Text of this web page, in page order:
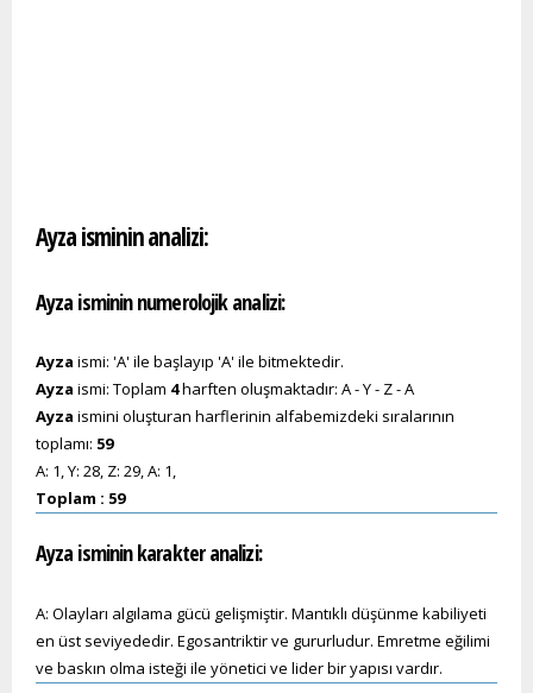
Ayza isminin analizi:
Ayza isminin numerolojik analizi:
Ayza ismi: 'A' ile başlayıp 'A' ile bitmektedir.
Ayza ismi: Toplam 4harften oluşmaktadır: A - Y - Z - A
Ayza ismini oluşturan harflerinin alfabemizdeki sıralarının
toplamı: 59
A: 1, Y: 28, Z: 29, A: 1,
Toplam : 59
Ayza isminin karakter analizi:
A: Olayları algılama gücü gelişmiştir. Mantıklı düşünme kabiliyeti
en üst seviyededir. Egosantriktir ve gururludur. Emretme eğilimi
ve baskın olma isteği ile yönetici ve lider bir yapısı vardır.